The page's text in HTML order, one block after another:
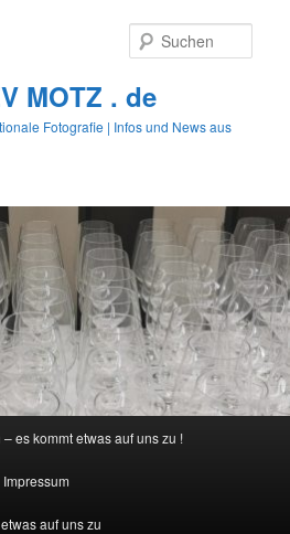
MOTZ . de
Fotografie | Infos und News aus
es kommt etwas auf uns zu !
Impressum
auf uns zu